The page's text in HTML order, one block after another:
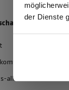
der Dienste
all